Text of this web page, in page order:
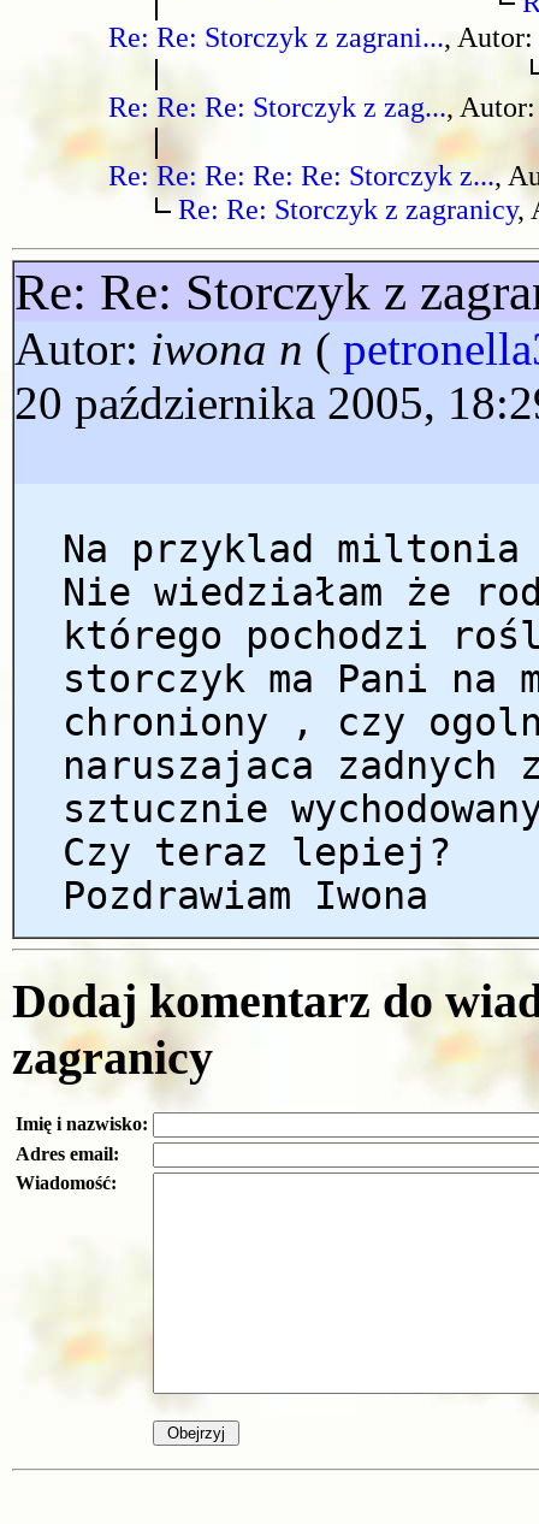
Re: Re: Storczyk z zagrani..., Autor:
Re: Re: Re: Storczyk z zag...,
Re: Re: Re: Re: Re: Storczyk z...,
Re: Re: Storczyk z zagranicy,
Re: Re: Storczyk z
Autor: iwona n (
20 października 2005,
Na przyklad
Nie wiedziałam że
którego pochodzi
storczyk ma Pani na
chroniony , czy
naruszajaca zadnych
sztucznie
Czy teraz lepiej?
Pozdrawiam Iwona
Dodaj komentarz do
zagranicy
Imię i nazwisko:
Adres email:
Wiadomość: